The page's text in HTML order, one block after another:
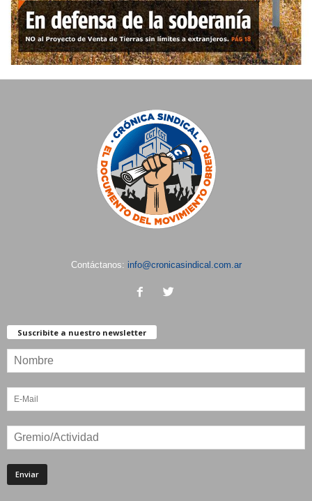
Contáctanos: info@cronicasindical.com.ar
Suscribite a nuestro newsletter